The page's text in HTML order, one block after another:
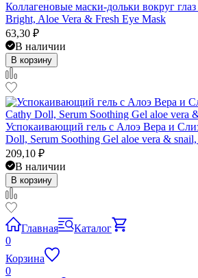
Коллагеновые маски-дольки вокруг
Bright, Aloe Vera & Fresh Eye Mask
63,30 ₽
В наличии
В корзину
Успокаивающий гель с Алоэ Вера и
Doll, Serum Soothing Gel aloe vera &
209,10 ₽
В наличии
В корзину
Главная
Каталог
0
Корзина
0